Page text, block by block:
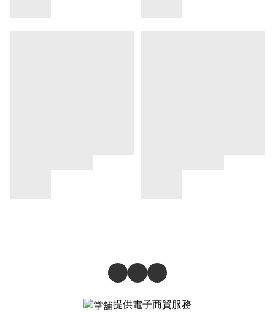
提供電子商貿服務